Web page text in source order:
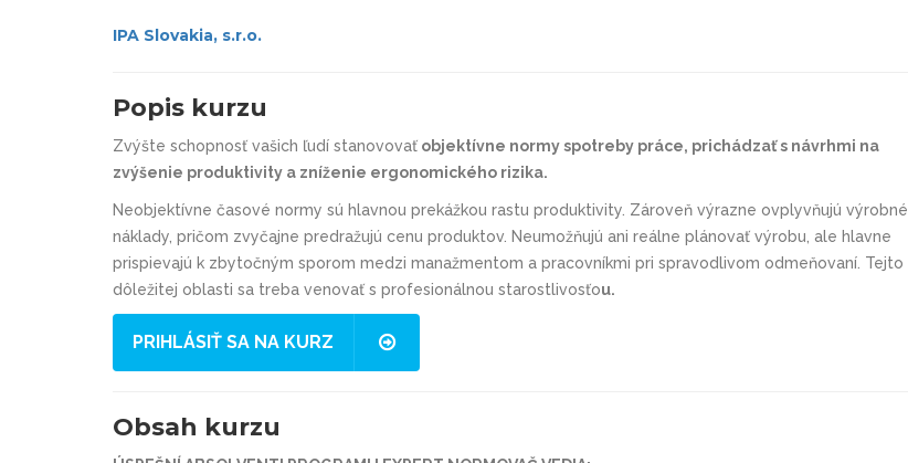
IPA Slovakia, s.r.o.
Popis kurzu
Zvýšte schopnosť vašich ľudí stanovovať objektívne normy spotreby práce, prichádzať s návrhmi na
zvýšenie produktivity a zníženie ergonomického rizika.
Neobjektívne časové normy sú hlavnou prekážkou rastu produktivity. Zároveň výrazne ovplyvňujú výrobné
náklady, pričom zvyčajne predražujú cenu produktov. Neumožňujú ani reálne plánovať výrobu, ale hlavne
prispievajú k zbytočným sporom medzi manažmentom a pracovníkmi pri spravodlivom odmeňovaní. Tejto
dôležitej oblasti sa treba venovať s profesionálnou starostlivosťou.
PRIHLÁSIŤ SA NA KURZ
Obsah kurzu